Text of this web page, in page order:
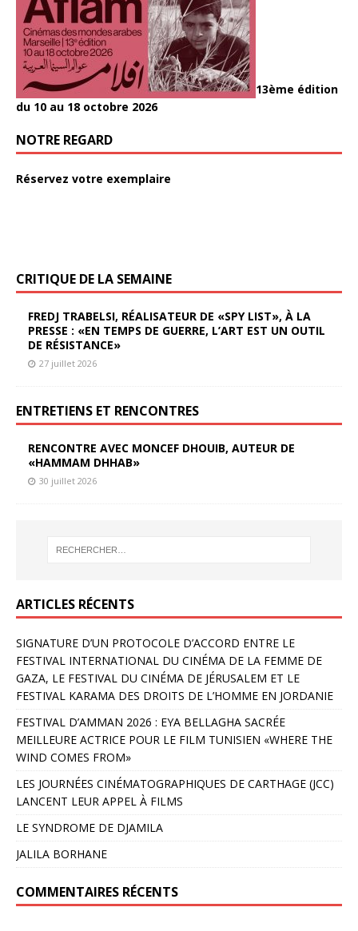
13ème édition
du 10 au 18 octobre 2026
NOTRE REGARD
Réservez votre exemplaire
CRITIQUE DE LA SEMAINE
FREDJ TRABELSI, RÉALISATEUR DE «SPY LIST», À LA
PRESSE : «EN TEMPS DE GUERRE, L’ART EST UN OUTIL
DE RÉSISTANCE»
27 juillet 2026
ENTRETIENS ET RENCONTRES
RENCONTRE AVEC MONCEF DHOUIB, AUTEUR DE
«HAMMAM DHHAB»
30 juillet 2026
ARTICLES RÉCENTS
SIGNATURE D’UN PROTOCOLE D’ACCORD ENTRE LE
FESTIVAL INTERNATIONAL DU CINÉMA DE LA FEMME DE
GAZA, LE FESTIVAL DU CINÉMA DE JÉRUSALEM ET LE
FESTIVAL KARAMA DES DROITS DE L’HOMME EN JORDANIE
FESTIVAL D’AMMAN 2026 : EYA BELLAGHA SACRÉE
MEILLEURE ACTRICE POUR LE FILM TUNISIEN «WHERE THE
WIND COMES FROM»
LES JOURNÉES CINÉMATOGRAPHIQUES DE CARTHAGE (JCC)
LANCENT LEUR APPEL À FILMS
LE SYNDROME DE DJAMILA
JALILA BORHANE
COMMENTAIRES RÉCENTS